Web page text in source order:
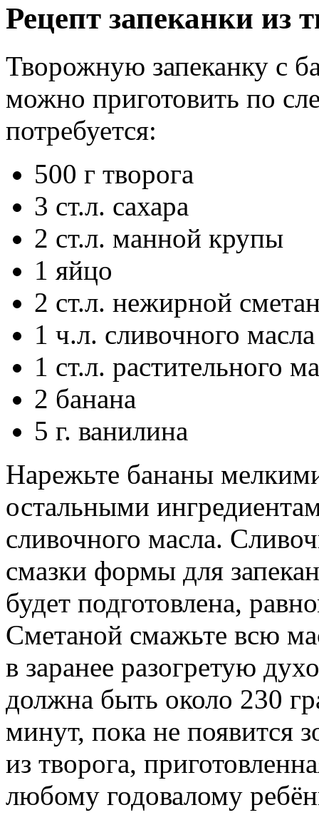
Рецепт запеканки из
Творожную запеканку с
можно приготовить по
потребуется:
500 г творога
3 ст.л. сахара
2 ст.л. манной крупы
1 яйцо
2 ст.л. нежирной
1 ч.л. сливочного масла
1 ст.л. растительного
2 банана
5 г. ванилина
Нарежьте бананы
остальными
сливочного масла.
смазки формы для
будет подготовлена,
Сметаной смажьте всю
в заранее разогретую
должна быть около 230
минут, пока не появится
из творога,
любому годовалому